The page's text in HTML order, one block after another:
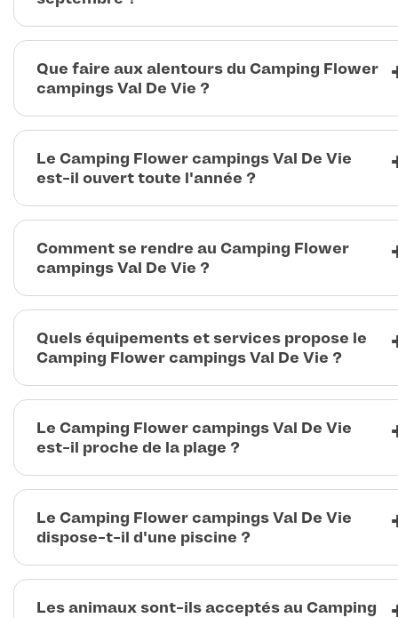
Que faire aux alentours du Camping Flower
campings Val De Vie ?
Le Camping Flower campings Val De Vie
est-il ouvert toute l'année ?
Comment se rendre au Camping Flower
campings Val De Vie ?
Quels équipements et services propose le
Camping Flower campings Val De Vie ?
Le Camping Flower campings Val De Vie
est-il proche de la plage ?
Le Camping Flower campings Val De Vie
dispose-t-il d'une piscine ?
Les animaux sont-ils acceptés au Camping